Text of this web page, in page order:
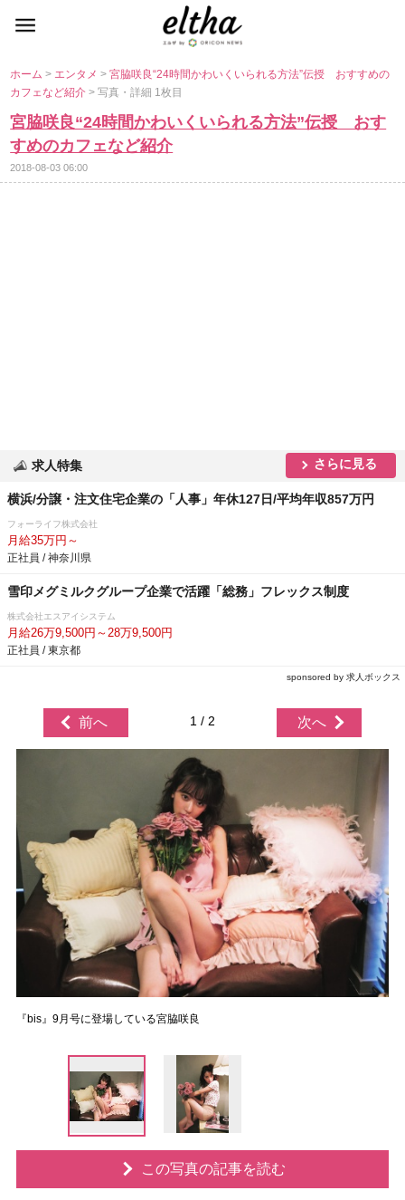
ホーム> エンタメ>宮脇咲良“24時間かわいくいられる方法”伝授 おすすめの
カフェなど紹介> 写真・詳細 1枚目
宮脇咲良“24時間かわいくいられる方法”伝授 おす
すめのカフェなど紹介
2018-08-03 06:00
求人特集 さらに見る
横浜/分譲・注文住宅企業の「人事」年休127日/平均年収857万円
フォーライフ株式会社
月給35万円～
正社員 / 神奈川県
雪印メグミルクグループ企業で活躍「総務」フレックス制度
株式会社エスアイシステム
月給26万9,500円～28万9,500円
正社員 / 東京都
sponsored by 求人ボックス
前へ 1 / 2 次へ
『bis』9月号に登場している宮脇咲良
この写真の記事を読む